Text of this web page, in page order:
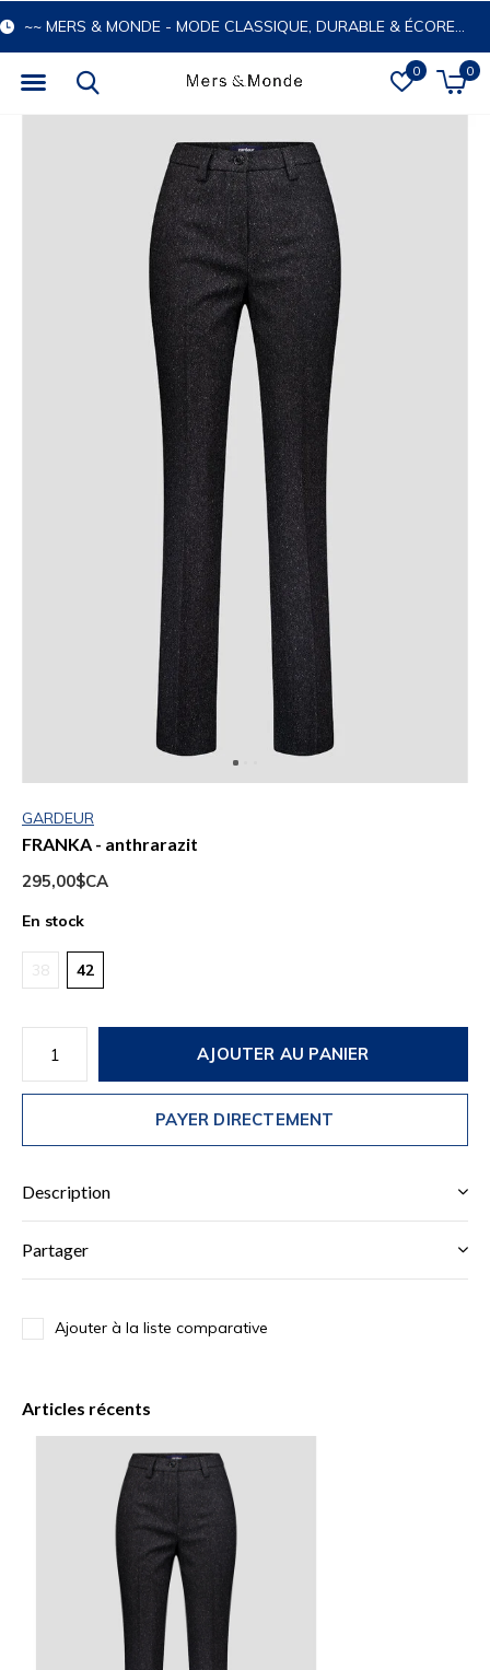
0 0
~~ MERS & MONDE - MODE CLASSIQUE, DURABLE & ÉCORESPONSABLE
GARDEUR
FRANKA - anthrarazit
295,00$CA
En stock
38 42
AJOUTER AU PANIER
PAYER DIRECTEMENT
Description
Partager
Ajouter à la liste comparative
Articles récents